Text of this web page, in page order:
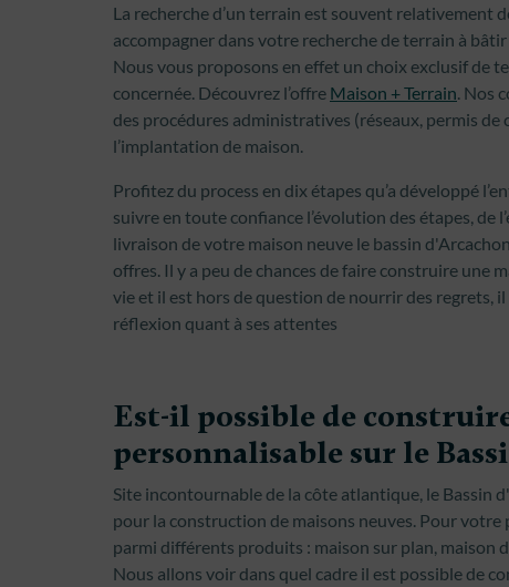
La recherche d’un terrain est souvent relativement
accompagner dans votre recherche de terrain à
Nous vous proposons en effet un choix exclusif de
concernée. Découvrez l’offre Maison + Terrain . Nos
des procédures administratives (réseaux, permis
l’implantation de maison.
Profitez du process en dix étapes qu’a développé
suivre en toute confiance l’évolution des étapes, de
livraison de votre maison neuve le bassin
offres. Il y a peu de chances de faire construire une
vie et il est hors de question de nourrir des regrets,
réflexion quant à ses attentes
Est-il possible de
personnalisable sur le
Site incontournable de la côte atlantique, le Bassin
pour la construction de maisons neuves. Pour
parmi différents produits : maison sur plan, maison
Nous allons voir dans quel cadre il est possible de